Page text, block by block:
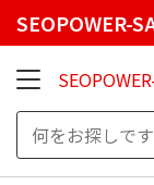
SEOPOWER-